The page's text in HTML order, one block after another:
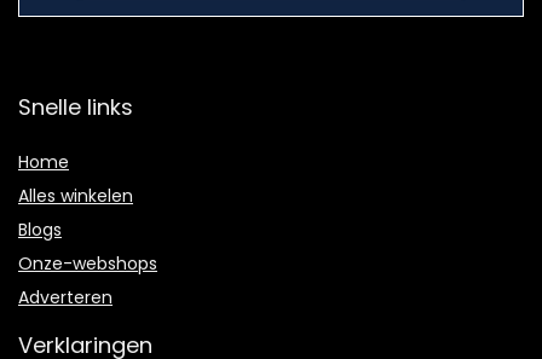
Snelle links
Home
Alles winkelen
Blogs
Onze-webshops
Adverteren
Verklaringen